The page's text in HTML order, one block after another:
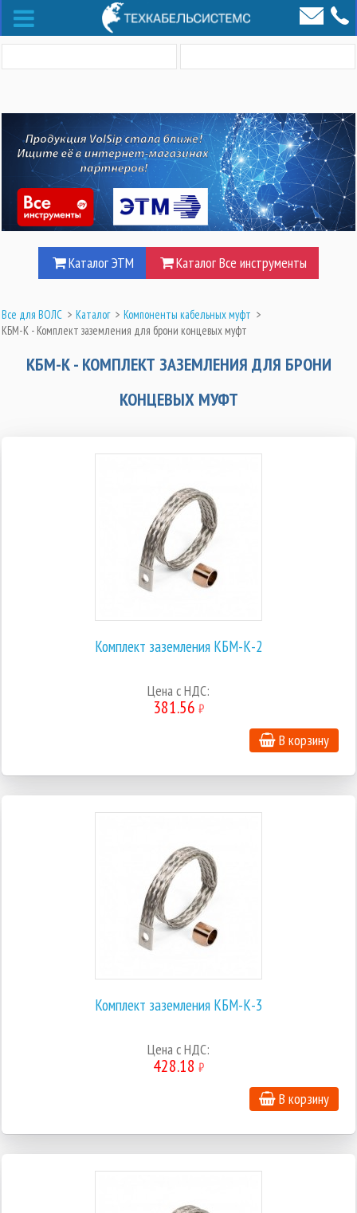
Каталог ЭТМ Каталог Все инструменты
Все для ВОЛС > Каталог > Компоненты кабельных муфт >
КБМ-К - Комплект заземления для брони концевых муфт
КБМ-К - КОМПЛЕКТ ЗАЗЕМЛЕНИЯ ДЛЯ БРОНИ
КОНЦЕВЫХ МУФТ
Комплект заземления КБМ-К-2
Цена с НДС:
381.56 ₽
В корзину
Комплект заземления КБМ-К-3
Цена с НДС:
428.18 ₽
В корзину